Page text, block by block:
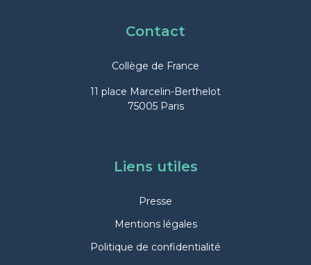
Contact
Collège de France
11 place Marcelin-Berthelot
75005 Paris
Liens utiles
Presse
Mentions légales
Politique de confidentialité